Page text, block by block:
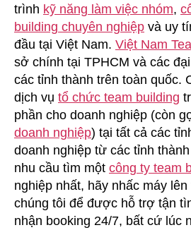
trình kỹ năng làm việc nhóm,
building chuyên nghiệp và uy
đầu tại Việt Nam. Việt Nam
sở chính tại TPHCM và các
các tỉnh thành trên toàn quốc.
dịch vụ tổ chức team building
phần cho doanh nghiệp (còn
doanh nghiệp) tại tất cả các
doanh nghiệp từ các tỉnh
nhu cầu tìm một công ty team
nghiệp nhất, hãy nhấc máy
chúng tôi để được hỗ trợ tận
nhận booking 24/7, bất cứ lúc